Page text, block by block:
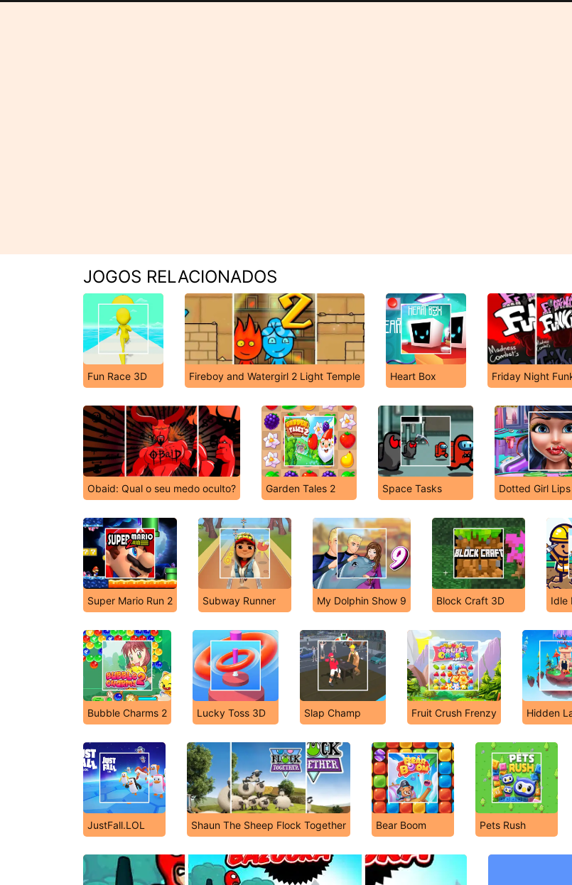
JOGOS RELACIONADOS
Fun Race 3D Fireboy and Watergirl 2 Light Temple Heart Box Friday Night
Obaid: Qual o seu medo oculto? Garden Tales 2 Space Tasks Dotted Girl
Super Mario Run 2 Subway Runner My Dolphin Show 9 Block Craft 3D Idle
Bubble Charms 2 Lucky Toss 3D Slap Champ Fruit Crush Frenzy Hidden
JustFall.LOL Shaun The Sheep Flock Together Bear Boom Pets Rush